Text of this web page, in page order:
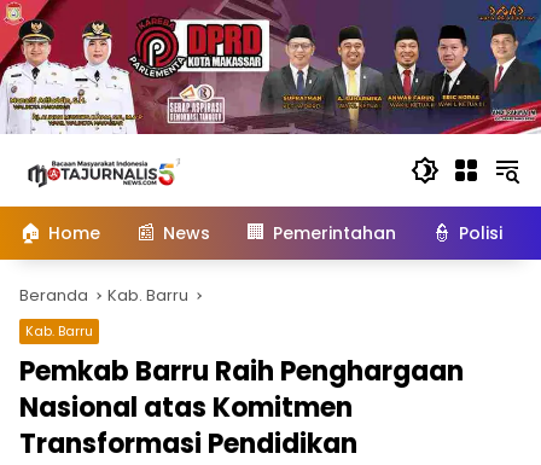
konten
🏠 Home 📰 News 🏢 Pemerintahan 👮 Polisi
Beranda Kab. Barru
Kab. Barru
Pemkab Barru Raih Penghargaan
Nasional atas Komitmen
Transformasi Pendidikan